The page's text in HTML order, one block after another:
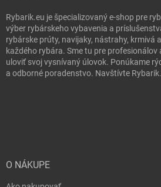
Rybarik.eu je špecializovaný e-shop pre
výber rybárskeho vybavenia a
rybárske prúty, navijaky, nástrahy, krmivá
každého rybára. Sme tu pre profesionálov
uloviť svoj vysnívaný úlovok. Ponúkame
a odborné poradenstvo. Navštívte
O NÁKUPE